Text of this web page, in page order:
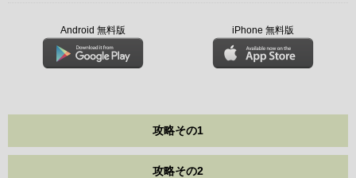
Android 無料版 iPhone 無料版
攻略その1
攻略その2